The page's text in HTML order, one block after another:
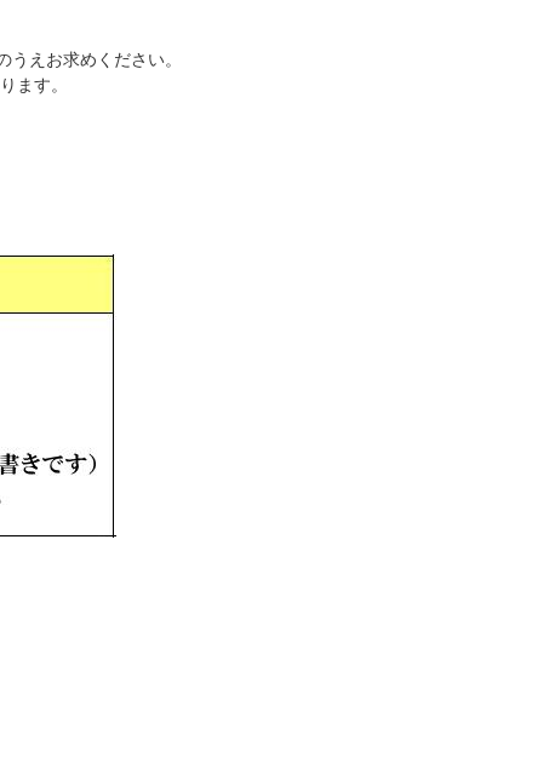
えお求めください。
ます。